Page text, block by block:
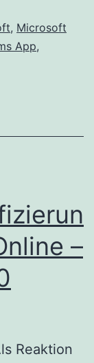
, Microsoft
App,
–
Reaktion